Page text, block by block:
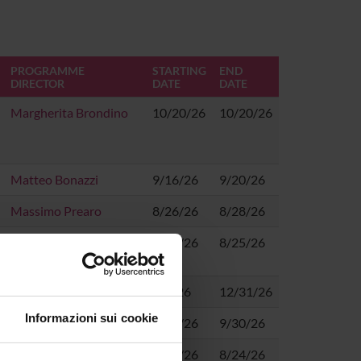
Informazioni sui cookie
PROGRAMME
DIRECTOR
STARTING
DATE
END
DATE
Margherita Brondino 10/20/26 10/20/26
Matteo Bonazzi 9/16/26 9/20/26
Massimo Prearo 8/26/26 8/28/26
8/25/26 8/25/26
7/1/26 12/31/26
Fabio Vicini 6/18/26 9/30/26
4/16/26 8/24/26